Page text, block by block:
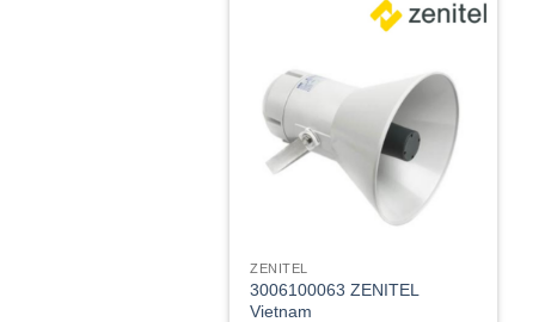
ZENITEL
3006100063 ZENITEL
Vietnam